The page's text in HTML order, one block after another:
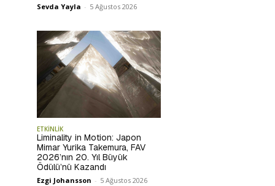
Sevda Yayla - 5 Ağustos 2026
ETKİNLİK
Liminality in Motion: Japon
Mimar Yurika Takemura, FAV
2026’nın 20. Yıl Büyük
Ödülü’nü Kazandı
Ezgi Johansson - 5 Ağustos 2026